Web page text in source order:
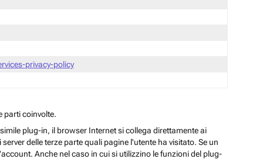
privacy-policy
parti coinvolte.
plug-in, il browser Internet si collega direttamente ai
delle terze parte quali pagine l'utente ha visitato. Se un
Anche nel caso in cui si utilizzino le funzioni del plug-